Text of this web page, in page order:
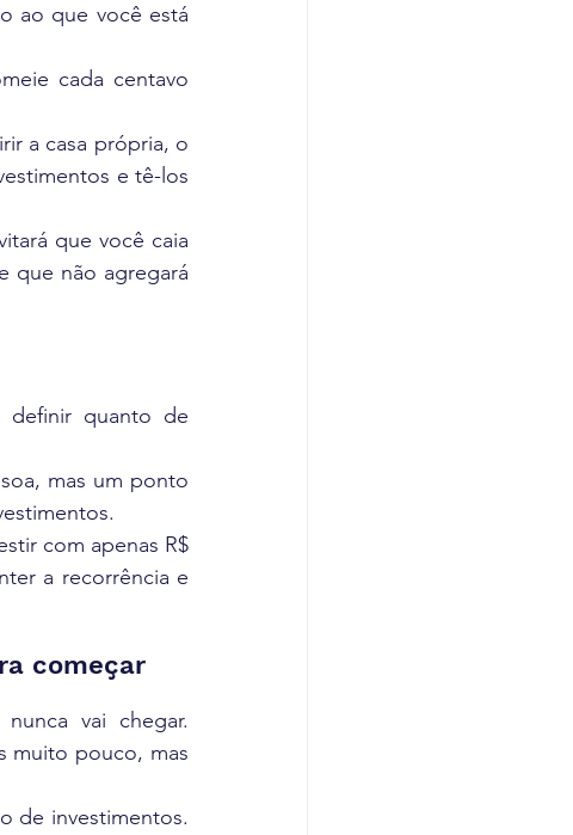
ao que você está
cada centavo
a casa própria, o
e tê-los
que você caia
que não agregará
definir quanto de
mas um ponto
com apenas R$
a recorrência e
começar
vai chegar.
muito pouco, mas
de investimentos.